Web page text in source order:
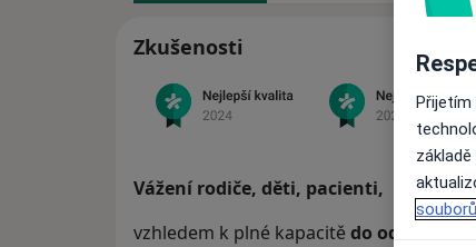
Zkušenosti
Vážení rodiče, děti, pacienti,
vzhledem k plné kapacitě do odvolání
Přijetím